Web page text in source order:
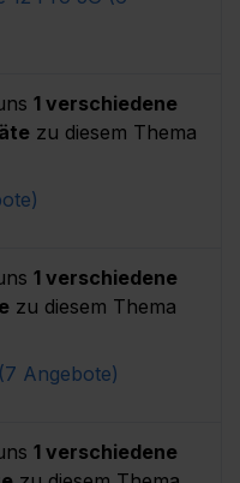
1 verschiedene
zu diesem Thema
1 verschiedene
zu diesem Thema
Angebote)
1 verschiedene